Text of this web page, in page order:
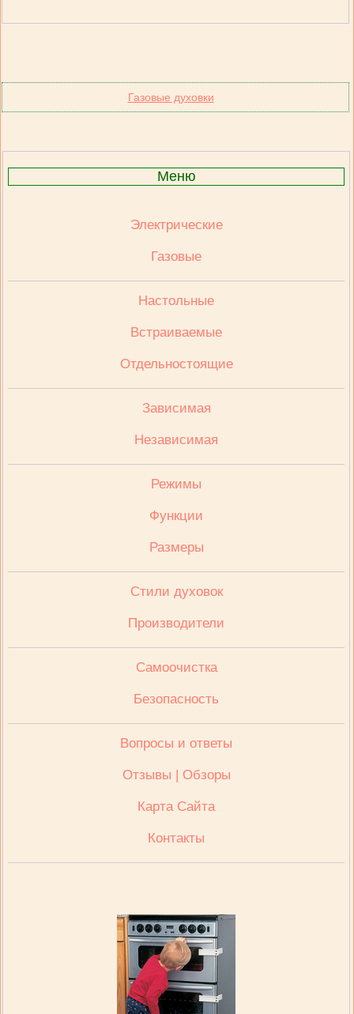
Газовые духовки
Меню
Электрические
Газовые
Настольные
Встраиваемые
Отдельностоящие
Зависимая
Независимая
Режимы
Функции
Размеры
Стили духовок
Производители
Cамоочистка
Безопасность
Вопросы и ответы
Отзывы | Обзоры
Карта Сайта
Контакты